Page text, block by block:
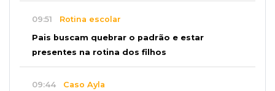
09:51 Rotina escolar
Pais buscam quebrar o padrão e estar
presentes na rotina dos filhos
09:44 Caso Ayla